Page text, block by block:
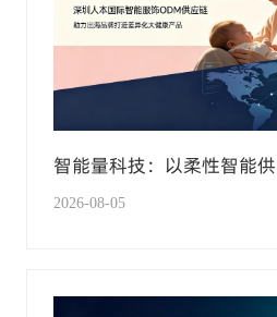
智能量科技：以柔性智能
婴大健康新赛道
2026-08-05